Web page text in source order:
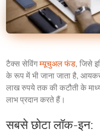
टैक्स सेविंग म्यूचुअल फंड, जिसे
के रूप में भी जाना जाता है,
लाख रुपये तक की कटौती के
लाभ प्रदान करते हैं।
सबसे छोटा लॉक-इन: